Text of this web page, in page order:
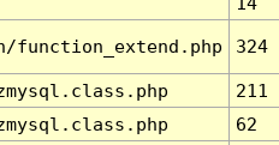
function_extend.php 324
211
62